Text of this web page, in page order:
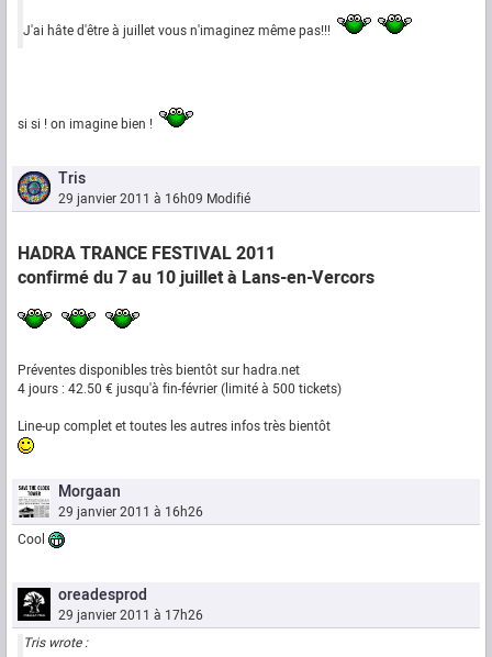
J'ai hâte d'être à juillet vous n'imaginez même pas!!!
si si ! on imagine bien !
Tris
29 janvier 2011 à 16h09 Modifié
HADRA TRANCE FESTIVAL 2011
confirmé du 7 au 10 juillet à Lans-en-Vercors
Préventes disponibles très bientôt sur hadra.net
4 jours : 42.50 € jusqu'à fin-février (limité à 500 tickets)
Line-up complet et toutes les autres infos très bientôt
Morgaan
29 janvier 2011 à 16h26
Cool
oreadesprod
29 janvier 2011 à 17h26
Tris wrote :